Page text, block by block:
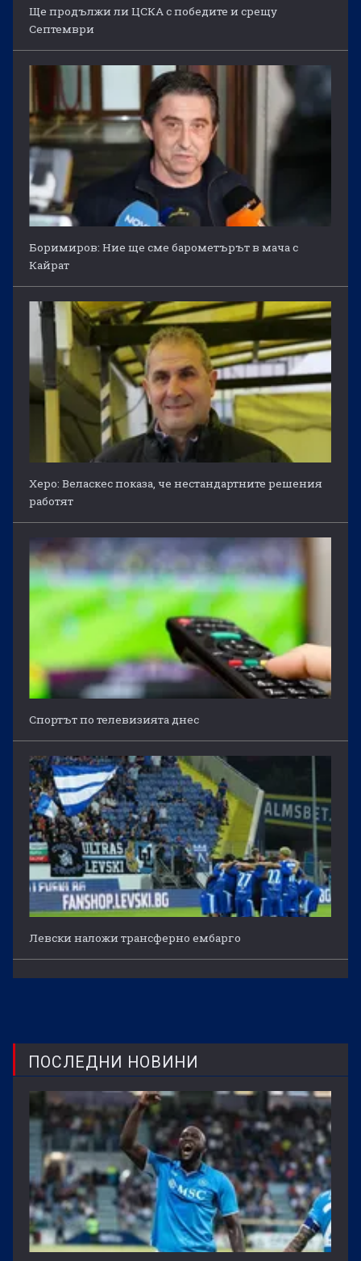
Ще продължи ли ЦСКА с победите и срещу
Септември
Боримиров: Ние ще сме барометърът в мача с
Кайрат
Херо: Веласкес показа, че нестандартните решения
работят
Спортът по телевизията днес
Левски наложи трансферно ембарго
ПОСЛЕДНИ НОВИНИ